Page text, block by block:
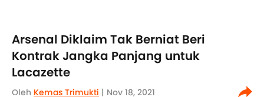
Arsenal Diklaim Tak Berniat Beri
Kontrak Jangka Panjang untuk
Lacazette
Oleh Kemas Trimukti | Nov 18, 2021